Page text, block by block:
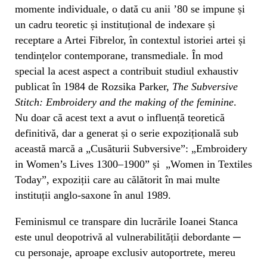
momente individuale, o dată cu anii ’80 se impune și
un cadru teoretic și instituțional de indexare și
receptare a Artei Fibrelor, în contextul istoriei artei și
tendințelor contemporane, transmediale. În mod
special la acest aspect a contribuit studiul exhaustiv
publicat în 1984 de Rozsika Parker, The Subversive
Stitch: Embroidery and the making of the feminine.
Nu doar că acest text a avut o influență teoretică
definitivă, dar a generat și o serie expozițională sub
această marcă a „Cusăturii Subversive”: „Embroidery
in Women’s Lives 1300–1900” și „Women in Textiles
Today”, expoziții care au călătorit în mai multe
instituții anglo-saxone în anul 1989.
Feminismul ce transpare din lucrările Ioanei Stanca
este unul deopotrivă al vulnerabilității debordante ─
cu personaje, aproape exclusiv autoportrete, mereu